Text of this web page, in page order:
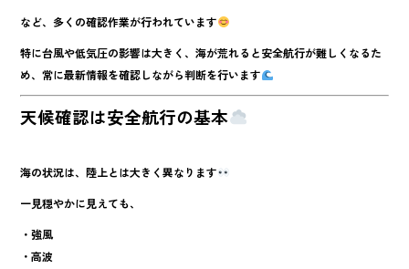
など、多くの確認作業が行われています
特に台風や低気圧の影響は大きく、海が荒れると安全航行が難しくなるた
め、常に最新情報を確認しながら判断を行います
天候確認は安全航行の基本
海の状況は、陸上とは大きく異なります
一見穏やかに見えても、
・強風
・高波